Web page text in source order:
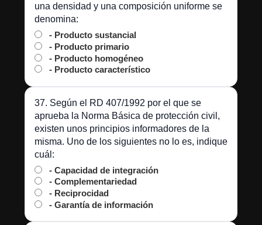
una densidad y una composición uniforme se
denomina:
- Producto sustancial
- Producto primario
- Producto homogéneo
- Producto característico
37. Según el RD 407/1992 por el que se
aprueba la Norma Básica de protección civil,
existen unos principios informadores de la
misma. Uno de los siguientes no lo es, indique
cuál:
- Capacidad de integración
- Complementariedad
- Reciprocidad
- Garantía de información